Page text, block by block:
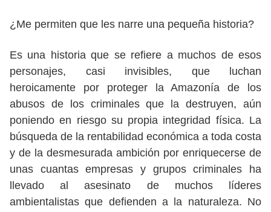
¿Me permiten que les narre una pequeña historia?
Es una historia que se refiere a muchos de esos
personajes, casi invisibles, que luchan
heroicamente por proteger la Amazonía de los
abusos de los criminales que la destruyen, aún
poniendo en riesgo su propia integridad física. La
búsqueda de la rentabilidad económica a toda costa
y de la desmesurada ambición por enriquecerse de
unas cuantas empresas y grupos criminales ha
llevado al asesinato de muchos líderes
ambientalistas que defienden a la naturaleza. No